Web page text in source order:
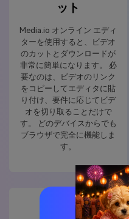
ット
Media.io オンライン エディ
ターを使用すると、ビデオ
のカットとダウンロードが
非常に簡単になります。 必
要なのは、ビデオのリンク
をコピーしてエディタに貼
り付け、要件に応じてビデ
オを切り取ることだけで
す。 どのデバイスからでも
ブラウザで完全に機能しま
す。